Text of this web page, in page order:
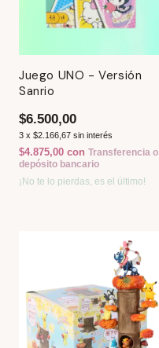
Juego UNO - Versión
Sanrio
$6.500,00
3 x $2.166,67 sin interés
$4.875,00 con Transferencia o
depósito bancario
¡No te lo pierdas, es el último!